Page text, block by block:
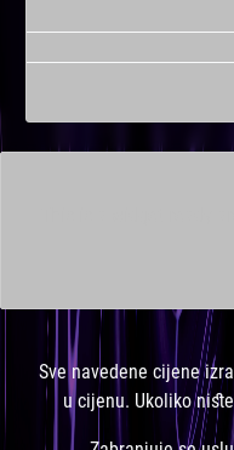
Sve navedene cijene
u cijenu. Ukoliko